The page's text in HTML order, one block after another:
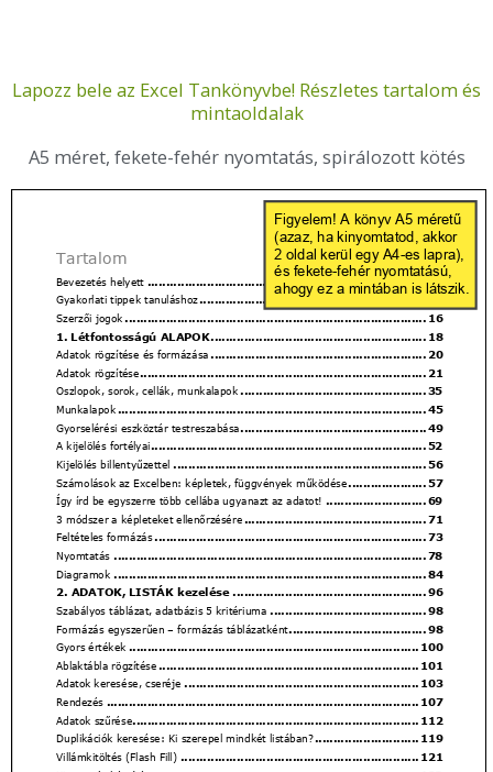
Lapozz bele az Excel Tankönyvbe! Részletes tartalom és
mintaoldalak
A5 méret, fekete-fehér nyomtatás, spirálozott kötés